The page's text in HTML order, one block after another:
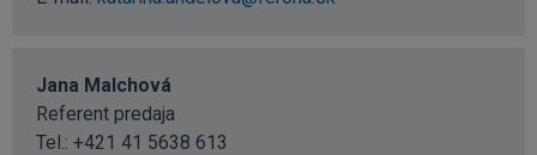
Jana Malchová
Referent predaja
Tel.: +421 41 5638 613